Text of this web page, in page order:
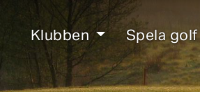
Klubben Spela golf